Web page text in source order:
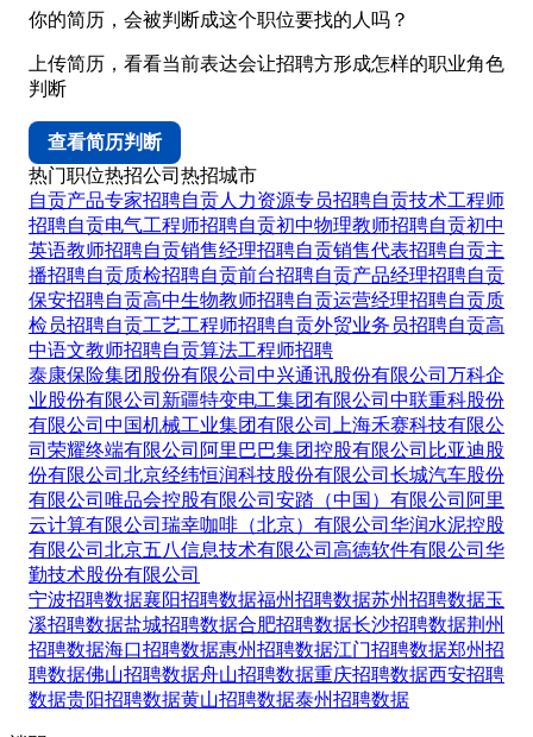
你的简历，会被判断成这个职位要找的人吗？
上传简历，看看当前表达会让招聘方形成怎样的职业角色
判断
查看简历判断
热门职位热招公司 热招城市
自贡产品专家招聘自贡人力资源专员招聘自贡技术工程师
招聘自贡电气工程师招聘自贡初中物理教师招聘自贡初中
英语教师招聘自贡销售经理招聘自贡销售代表招聘自贡主
播招聘自贡质检招聘自贡前台招聘自贡产品经理招聘自贡
保安招聘自贡高中生物教师招聘自贡运营经理招聘自贡质
检员招聘自贡工艺工程师招聘自贡外贸业务员招聘自贡高
中语文教师招聘自贡算法工程师招聘
泰康保险集团股份有限公司 中兴通讯股份有限公司 万科企
业股份有限公司 新疆特变电工集团有限公司 中联重科股份
有限公司 中国机械工业集团有限公司
上海禾赛科技有限公
司 荣耀终端有限公司 阿里巴巴集团控股有限公司 比亚迪股
份有限公司 北京经纬恒润科技股份有限公司 长城汽车股份
有限公司 唯品会控股有限公司 安踏（中国）有限公司 阿里
云计算有限公司 瑞幸咖啡（北京）有限公司 华润水泥控股
有限公司 北京五八信息技术有限公司 高德软件有限公司 华
勤技术股份有限公司
宁波招聘数据襄阳招聘数据福州招聘数据苏州招聘数据玉
溪招聘数据盐城招聘数据合肥招聘数据长沙招聘数据荆州
招聘数据海口招聘数据惠州招聘数据江门招聘数据郑州招
聘数据佛山招聘数据舟山招聘数据重庆招聘数据西安招聘
数据贵阳招聘数据黄山招聘数据泰州招聘数据